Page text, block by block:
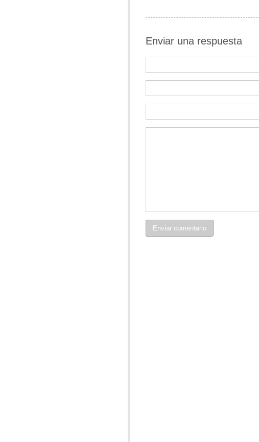
Enviar una respuesta